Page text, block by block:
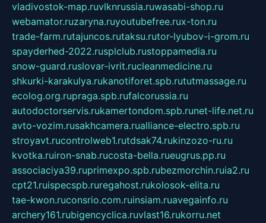
vladivostok-map.ruvlknrussia.ruwasabi-shop.ru
webamator.ruzaryna.ruyoutubefree.rux-ton.ru
trade-farm.rutajuncos.rutaksu.rutor-lyubov-i-grom.ru
spayderhed-2022.rusplclub.rustoppamedia.ru
snow-guard.ruslovar-ivrit.rucleanmedicine.ru
shkurki-karakulya.rukanotiforet.spb.rututmassage.ru
ecolog.org.rupraga.spb.rufalcorussia.ru
autodoctorservis.rukamertondom.spb.runet-life.net.ru
avto-vozim.rusakhcamera.rualliance-electro.spb.ru
stroyavt.rucontrolweb1.rutdsak74.rukinzozo-ru.ru
kvotka.ruiron-snab.rucosta-bella.rueugrus.pp.ru
associaciya39.ruprimexpo.spb.rubezmorchin.ruia2.ru
cpt21.ruispecspb.ruregahost.rukolosok-elita.ru
tae-kwon.ruconsrio.com.ruinsiam.ruavegainfo.ru
archery161.rubigencyclica.ruvlast16.rukorru.net